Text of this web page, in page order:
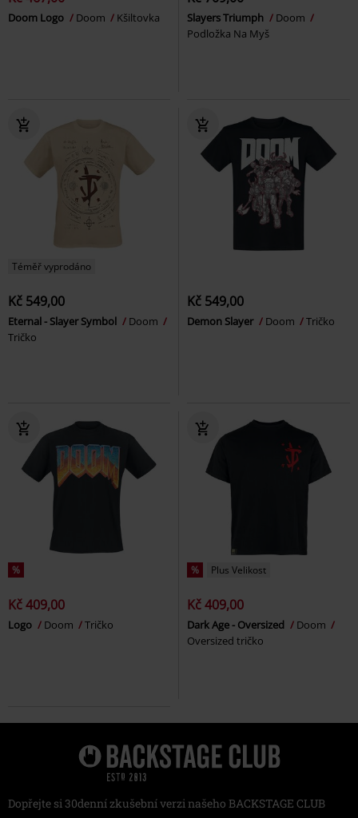
Doom Logo Doom Kšiltovka Slayers Triumph
Doom
Podložka Na Myš
Téměř vyprodáno
Kč 549,00
Eternal - Slayer Symbol
Doom
Tričko
Kč 549,00
Demon Slayer Doom Tričko
%
Kč 409,00
Logo Doom Tričko
% Plus Velikost
Kč 409,00
Dark Age - Oversized
Doom
Oversized tričko
Dopřejte si 30denní zkušební verzi našeho BACKSTAGE CLUB